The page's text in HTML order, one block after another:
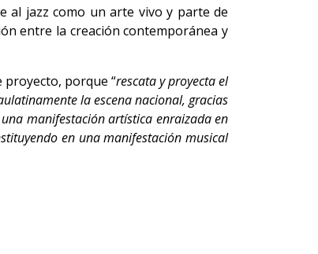
al jazz como un arte vivo y parte de
entre la creación contemporánea y
proyecto, porque “rescata y proyecta el
la escena nacional, gracias
manifestación artística enraizada en
en una manifestación musical